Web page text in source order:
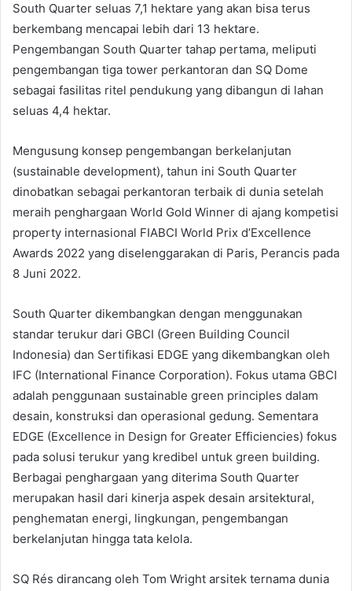
South Quarter seluas 7,1 hektare yang akan bisa terus
berkembang mencapai lebih dari 13 hektare.
Pengembangan South Quarter tahap pertama, meliputi
pengembangan tiga tower perkantoran dan SQ Dome
sebagai fasilitas ritel pendukung yang dibangun di lahan
seluas 4,4 hektar.
Mengusung konsep pengembangan berkelanjutan
(sustainable development), tahun ini South Quarter
dinobatkan sebagai perkantoran terbaik di dunia setelah
meraih penghargaan World Gold Winner di ajang kompetisi
property internasional FIABCI World Prix d’Excellence
Awards 2022 yang diselenggarakan di Paris, Perancis pada
8 Juni 2022.
South Quarter dikembangkan dengan menggunakan
standar terukur dari GBCI (Green Building Council
Indonesia) dan Sertifikasi EDGE yang dikembangkan oleh
IFC (International Finance Corporation). Fokus utama GBCI
adalah penggunaan sustainable green principles dalam
desain, konstruksi dan operasional gedung. Sementara
EDGE (Excellence in Design for Greater Efficiencies) fokus
pada solusi terukur yang kredibel untuk green building.
Berbagai penghargaan yang diterima South Quarter
merupakan hasil dari kinerja aspek desain arsitektural,
penghematan energi, lingkungan, pengembangan
berkelanjutan hingga tata kelola.
SQ Rés dirancang oleh Tom Wright arsitek ternama dunia